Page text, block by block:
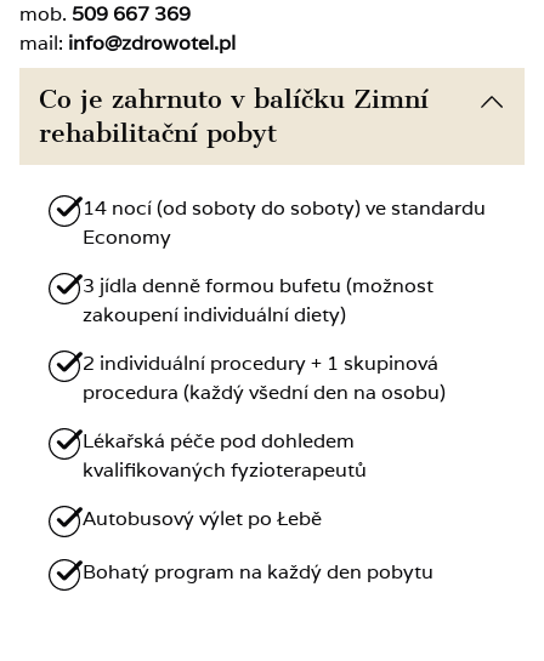
mob. 509 667 369
mail: info@zdrowotel.pl
Co je zahrnuto v balíčku Zimní
rehabilitační pobyt
14 nocí (od soboty do soboty) ve standardu
Economy
3 jídla denně formou bufetu (možnost
zakoupení individuální diety)
2 individuální procedury + 1 skupinová
procedura (každý všední den na osobu)
Lékařská péče pod dohledem
kvalifikovaných fyzioterapeutů
Autobusový výlet po Łebě
Bohatý program na každý den pobytu